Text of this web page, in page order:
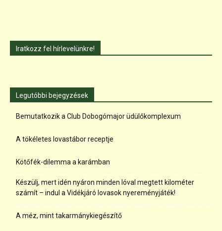
Iratkozz fel hírlevelünkre!
Legutóbbi bejegyzések
Bemutatkozik a Club Dobogómajor üdülőkomplexum
A tökéletes lovastábor receptje
Kötőfék-dilemma a karámban
Készülj, mert idén nyáron minden lóval megtett kilométer
számít – indul a Vidékjáró lovasok nyereményjáték!
A méz, mint takarmánykiegészítő